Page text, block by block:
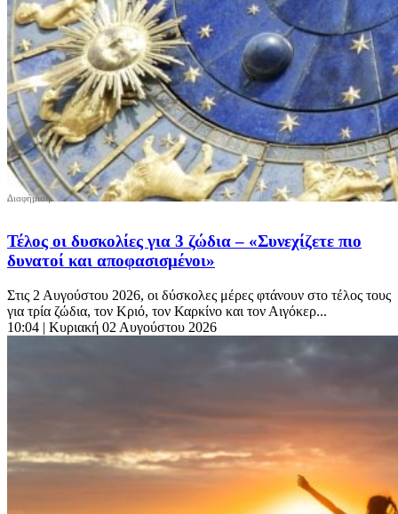
Τέλος οι δυσκολίες για 3 ζώδια – «Συνεχίζετε πιο
δυνατοί και αποφασισμένοι»
Στις 2 Αυγούστου 2026, οι δύσκολες μέρες φτάνουν στο τέλος τους
για τρία ζώδια, τον Κριό, τον Καρκίνο και τον Αιγόκερ...
10:04 | Κυριακή 02 Αυγούστου 2026